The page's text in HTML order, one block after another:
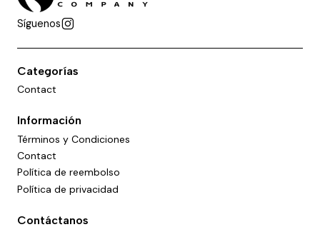
Síguenos
Categorías
Contact
Información
Términos y Condiciones
Contact
Política de reembolso
Política de privacidad
Contáctanos